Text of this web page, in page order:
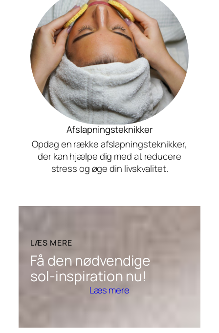
Afslapningsteknikker
Opdag en række afslapningsteknikker,
der kan hjælpe dig med at reducere
stress og øge din livskvalitet.
LÆS MERE
Få den nødvendige
sol-inspiration nu!
Læs mere